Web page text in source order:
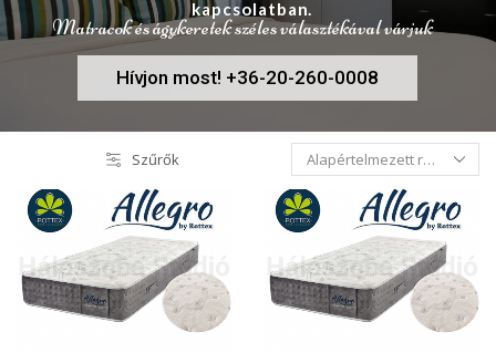
Matracok és ágykeretek széles választékával várjuk
kapcsolatban.
Hívjon most! +36-20-260-0008
Szűrők